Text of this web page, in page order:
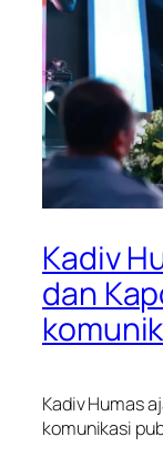
Kadiv
dan
Kadiv Humas
komunikasi